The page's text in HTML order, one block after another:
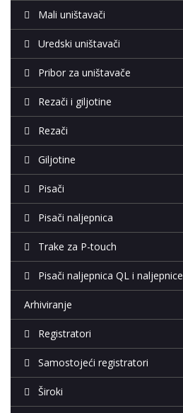
Mali uništavači
Uredski uništavači
Pribor za uništavače
Rezači i giljotine
Rezači
Giljotine
Pisači
Pisači naljepnica
Trake za P-touch
Pisači naljepnica QL i naljepnice
Arhiviranje
Registratori
Samostojeći registratori
Široki